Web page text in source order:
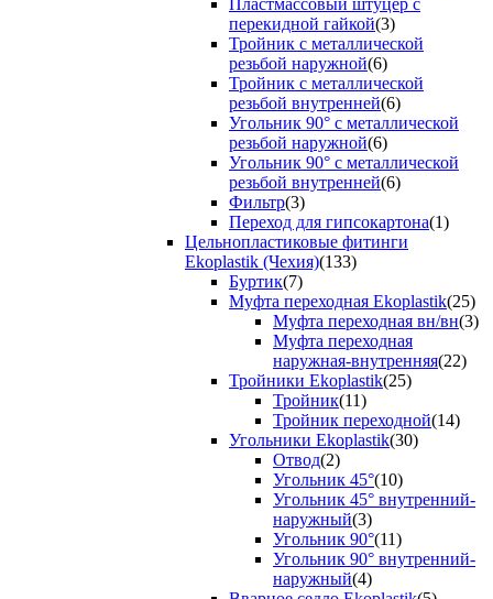
Пластмассовый штуцер с
перекидной гайкой(3)
Тройник с металлической
резьбой наружной(6)
Тройник с металлической
резьбой внутренней(6)
Угольник 90° с металлической
резьбой наружной(6)
Угольник 90° с металлической
резьбой внутренней(6)
Фильтр(3)
Переход для гипсокартона(1)
Цельнопластиковые фитинги
Ekoplastik (Чехия)(133)
Буртик(7)
Муфта переходная Ekoplastik(25)
Муфта переходная вн/вн(3)
Муфта переходная
наружная-внутренняя(22)
Тройники Ekoplastik(25)
Тройник(11)
Тройник переходной(14)
Угольники Ekoplastik(30)
Отвод(2)
Угольник 45°(10)
Угольник 45° внутренний-
наружный(3)
Угольник 90°(11)
Угольник 90° внутренний-
наружный(4)